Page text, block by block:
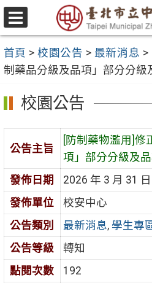
跳
至
要
內
容
區
選
單
首頁 >校園公告 > 最新消息 >
制藥品分級及品項」部分分級
校園公告
公告主旨
[防制藥物濫用]
項」部分分級及
發佈日期
2026 年 3 月 31 日
發佈單位
校安中心
公告類別
最新消息, 學生專
公告等級
轉知
點閱次數
192